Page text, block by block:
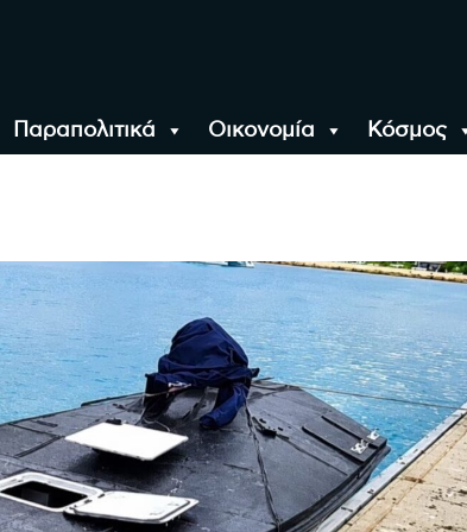
Παραπολιτικά Οικονομία Κόσμος